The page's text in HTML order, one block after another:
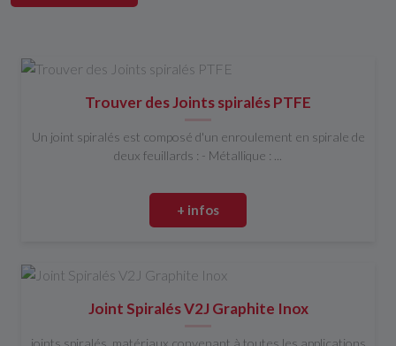
Trouver des Joints spiralés PTFE
Un joint spiralés est composé d'un enroulement en spirale de
deux feuillards : - Métallique : ...
+ infos
Joint Spiralés V2J Graphite Inox